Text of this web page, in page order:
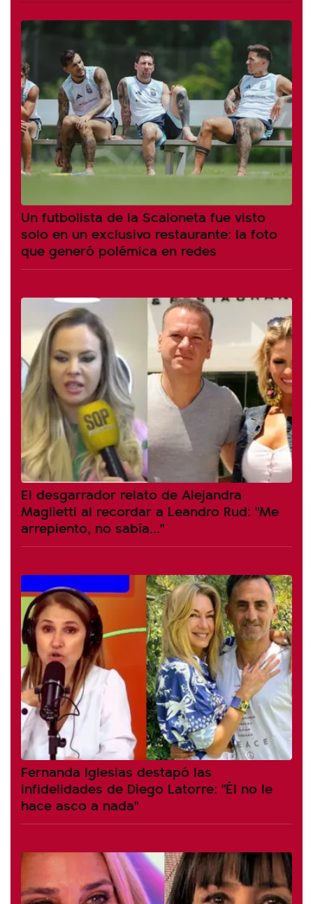
Un futbolista de la Scaloneta fue visto
solo en un exclusivo restaurante: la foto
que generó polémica en redes
El desgarrador relato de Alejandra
Maglietti al recordar a Leandro Rud: "Me
arrepiento, no sabía..."
Fernanda Iglesias destapó las
infidelidades de Diego Latorre: "Él no le
hace asco a nada"